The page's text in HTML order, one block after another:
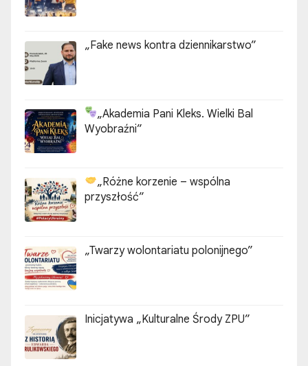
„Fake news kontra dziennikarstwo”
„Akademia Pani Kleks. Wielki Bal
Wyobraźni”
„Różne korzenie – wspólna
przyszłość”
„Twarzy wolontariatu polonijnego”
Inicjatywa „Kulturalne Środy ZPU”